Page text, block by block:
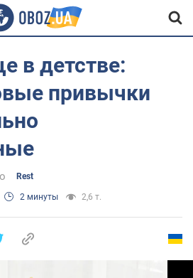
в детстве:
привычки
Rest
2 минуты 2,6 т.